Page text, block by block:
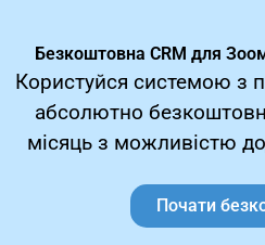
Безкоштовна CRM для
Користуйся системою з
абсолютно
місяць з можливістю
Почати